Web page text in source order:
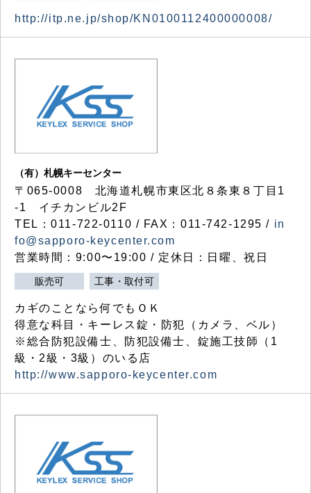
http://itp.ne.jp/shop/KN0100112400000008/
（有）札幌キーセンター
〒065-0008 北海道札幌市東区北８条東８丁目1
-1 イチカンビル2F
TEL：011-722-0110 / FAX：011-742-1295 / in
fo@sapporo-keycenter.com
営業時間：9:00〜19:00 / 定休日：日曜、祝日
販売可 工事・取付可
カギのことなら何でもＯＫ
得意な科目・キーレス錠・防犯（カメラ、ベル）
※総合防犯設備士、防犯設備士、錠施工技師（1
級・2級・3級）のいる店
http://www.sapporo-keycenter.com